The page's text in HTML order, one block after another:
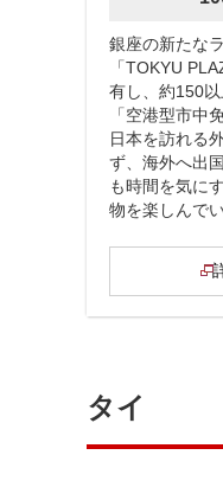
銀座の新たな
「TOKYU
有し、約150
「空港型市中
日本を訪れる
ず、海外へ出
も時間を気に
物を楽しんで
タイ